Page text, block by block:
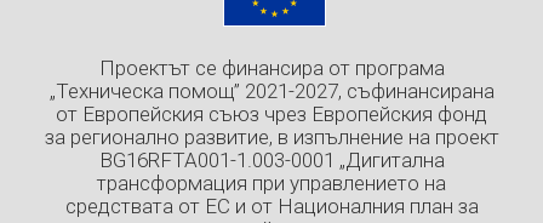
Проектът се финансира от програма
„Техническа помощ” 2021-2027, съфинансирана
от Европейския съюз чрез Европейския фонд
за регионално развитие, в изпълнение на проект
BG16RFTA001-1.003-0001 „Дигитална
трансформация при управлението на
средствата от ЕС и от Националния план за